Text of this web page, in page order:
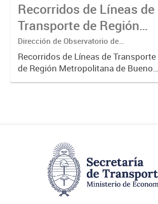
Recorridos de Líneas de
Transporte de Región
Metropolitana de
Buenos Aires (RMBA)
Dirección de Observatorio de
Transporte, Estudio y Sistemas
Recorridos de Líneas de Transporte
de Región Metropolitana de Buenos
Aires (RMBA).-